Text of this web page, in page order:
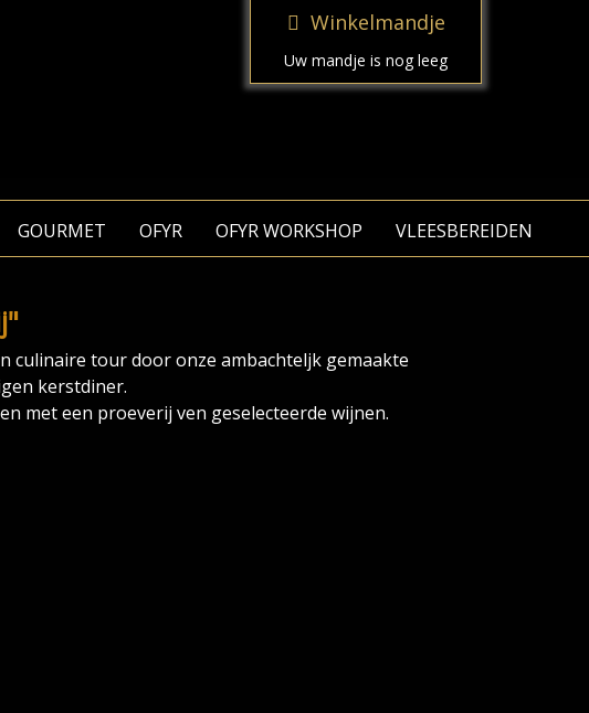
Winkelmandje
Uw mandje is nog leeg
GOURMET OFYR OFYR WORKSHOP VLEESBEREIDEN
culinaire tour door onze ambachteljk gemaakte
kerstdiner.
met een proeverij ven geselecteerde wijnen.